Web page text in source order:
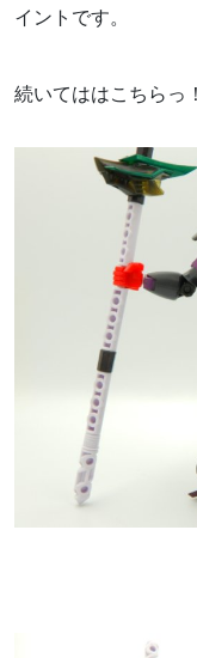
イントです。
続いてははこちらっ！